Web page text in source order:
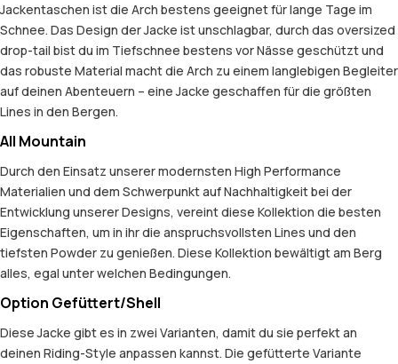
Jackentaschen ist die Arch bestens geeignet für lange Tage im
Schnee. Das Design der Jacke ist unschlagbar, durch das oversized
drop-tail bist du im Tiefschnee bestens vor Nässe geschützt und
das robuste Material macht die Arch zu einem langlebigen Begleiter
auf deinen Abenteuern – eine Jacke geschaffen für die größten
Lines in den Bergen.
All Mountain
Durch den Einsatz unserer modernsten High Performance
Materialien und dem Schwerpunkt auf Nachhaltigkeit bei der
Entwicklung unserer Designs, vereint diese Kollektion die besten
Eigenschaften, um in ihr die anspruchsvollsten Lines und den
tiefsten Powder zu genießen. Diese Kollektion bewältigt am Berg
alles, egal unter welchen Bedingungen.
Option Gefüttert/Shell
Diese Jacke gibt es in zwei Varianten, damit du sie perfekt an
deinen Riding-Style anpassen kannst. Die gefütterte Variante